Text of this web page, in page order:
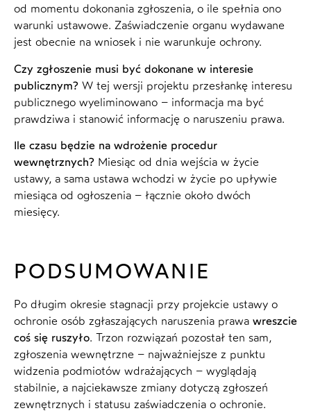
od momentu dokonania zgłoszenia, o ile spełnia ono
warunki ustawowe. Zaświadczenie organu wydawane
jest obecnie na wniosek i nie warunkuje ochrony.
Czy zgłoszenie musi być dokonane w interesie
publicznym? W tej wersji projektu przesłankę interesu
publicznego wyeliminowano – informacja ma być
prawdziwa i stanowić informację o naruszeniu prawa.
Ile czasu będzie na wdrożenie procedur
wewnętrznych? Miesiąc od dnia wejścia w życie
ustawy, a sama ustawa wchodzi w życie po upływie
miesiąca od ogłoszenia – łącznie około dwóch
miesięcy.
PODSUMOWANIE
Po długim okresie stagnacji przy projekcie ustawy o
ochronie osób zgłaszających naruszenia prawa wreszcie
coś się ruszyło. Trzon rozwiązań pozostał ten sam,
zgłoszenia wewnętrzne – najważniejsze z punktu
widzenia podmiotów wdrażających – wyglądają
stabilnie, a najciekawsze zmiany dotyczą zgłoszeń
zewnętrznych i statusu zaświadczenia o ochronie.